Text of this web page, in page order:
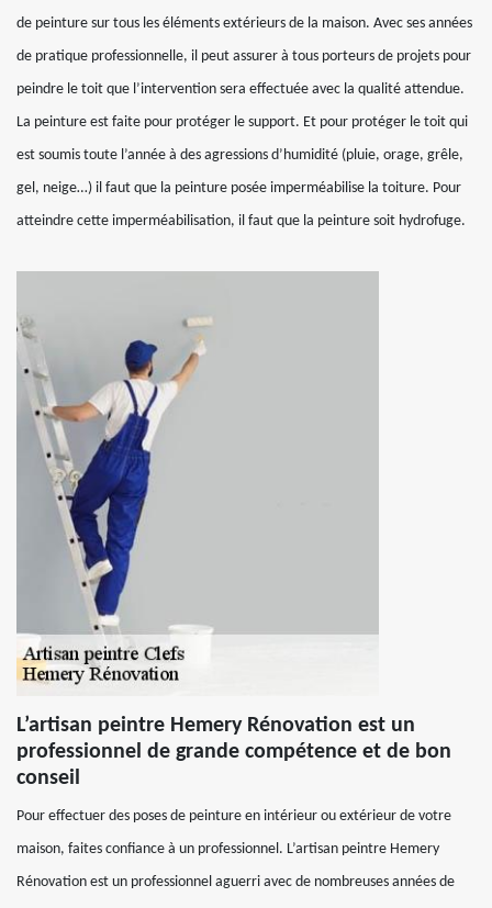
de peinture sur tous les éléments extérieurs de la maison. Avec ses années
de pratique professionnelle, il peut assurer à tous porteurs de projets pour
peindre le toit que l’intervention sera effectuée avec la qualité attendue.
La peinture est faite pour protéger le support. Et pour protéger le toit qui
est soumis toute l’année à des agressions d’humidité (pluie, orage, grêle,
gel, neige…) il faut que la peinture posée imperméabilise la toiture. Pour
atteindre cette imperméabilisation, il faut que la peinture soit hydrofuge.
L’artisan peintre Hemery Rénovation est un
professionnel de grande compétence et de bon
conseil
Pour effectuer des poses de peinture en intérieur ou extérieur de votre
maison, faites confiance à un professionnel. L’artisan peintre Hemery
Rénovation est un professionnel aguerri avec de nombreuses années de